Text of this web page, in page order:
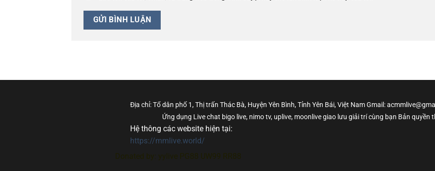
Địa chỉ: Tổ dân phố 1, Thị trấn Thác Bà, Huyện Yên Bình, Tỉnh Yên Bái, Việt Nam Gmail:
Ứng dụng Live chat bigo live, nimo tv, uplive, moonlive giao lưu giải trí cùng bạn Bản
Hệ thông các website hiện tại:
https://mmlive.world/
Donated by: yylive PG88 UW99 RR88